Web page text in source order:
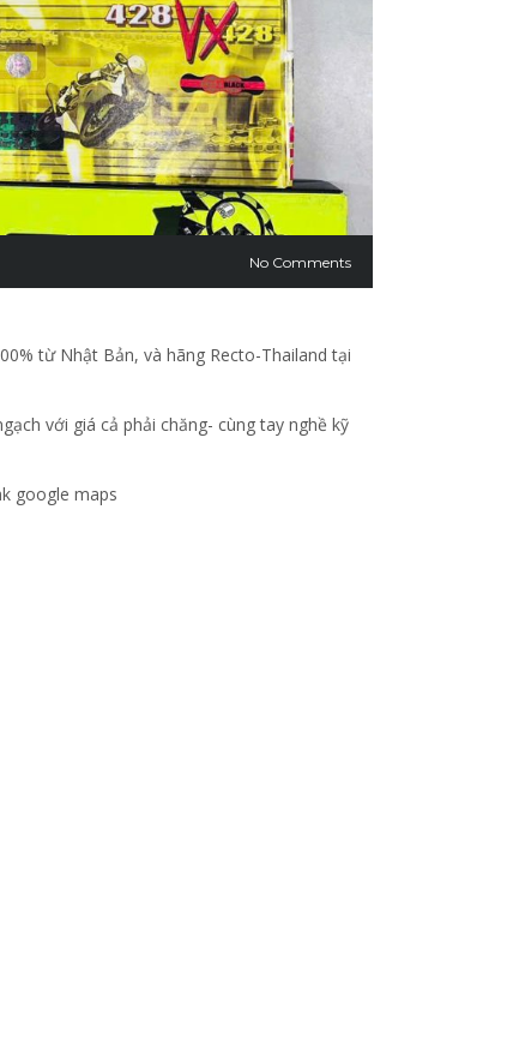
No Comments
từ Nhật Bản, và hãng Recto-Thailand tại
với giá cả phải chăng- cùng tay nghề kỹ
google maps